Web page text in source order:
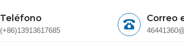
Teléfono
(+86)13913617685
Correo